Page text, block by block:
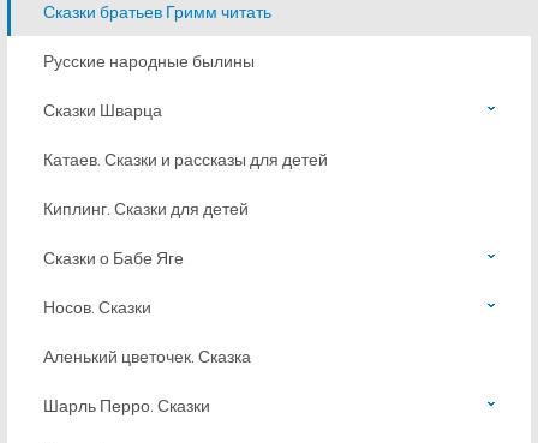
Сказки братьев Гримм читать
Русские народные былины
Сказки Шварца
Катаев. Сказки и рассказы для детей
Киплинг. Сказки для детей
Сказки о Бабе Яге
Носов. Сказки
Аленький цветочек. Сказка
Шарль Перро. Сказки